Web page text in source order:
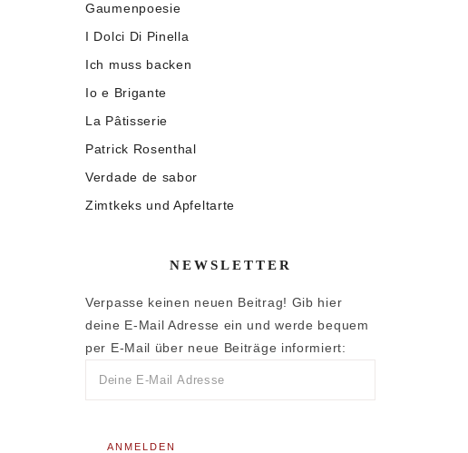
Gaumenpoesie
I Dolci Di Pinella
Ich muss backen
Io e Brigante
La Pâtisserie
Patrick Rosenthal
Verdade de sabor
Zimtkeks und Apfeltarte
NEWSLETTER
Verpasse keinen neuen Beitrag! Gib hier
deine E-Mail Adresse ein und werde bequem
per E-Mail über neue Beiträge informiert: